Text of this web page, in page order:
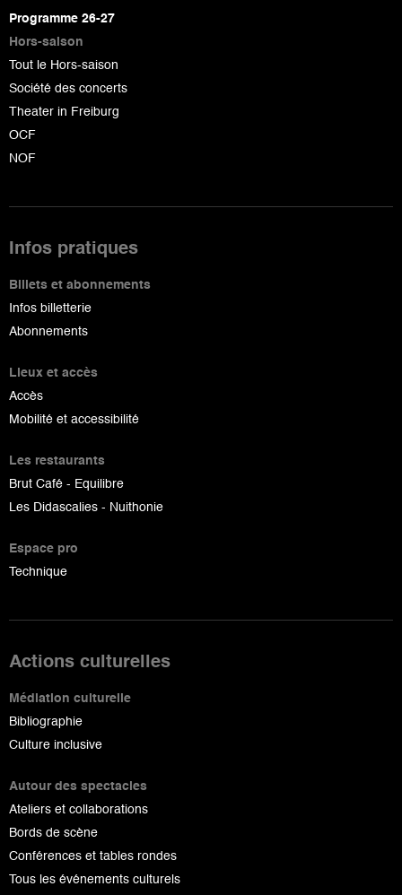
page
Programme 26-27
Hors-saison
Tout le Hors-saison
Société des concerts
Theater in Freiburg
OCF
NOF
Infos pratiques
Billets et abonnements
Infos billetterie
Abonnements
Lieux et accès
Accès
Mobilité et accessibilité
Les restaurants
Brut Café - Equilibre
Les Didascalies - Nuithonie
Espace pro
Technique
Actions culturelles
Médiation culturelle
Bibliographie
Culture inclusive
Autour des spectacles
Ateliers et collaborations
Bords de scène
Conférences et tables rondes
Tous les événements culturels